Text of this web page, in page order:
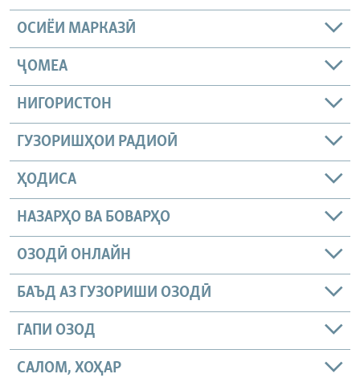
ОСИЁИ МАРКАЗӢ
ҶОМEА
НИГОРИСТОН
ГУЗОРИШҲОИ РАДИОӢ
ҲОДИСА
НАЗАРҲО ВА БОВАРҲО
ОЗОДӢ ОНЛАЙН
БАЪД АЗ ГУЗОРИШИ ОЗОДӢ
ГАПИ ОЗОД
САЛОМ, ХОҲАР